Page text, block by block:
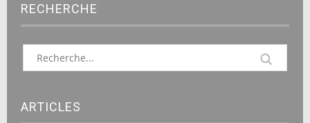
RECHERCHE
ARTICLES